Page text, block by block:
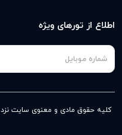
اطلاع از تورهای ویژه
کلیه حقوق مادی و معنوی سایت نزد